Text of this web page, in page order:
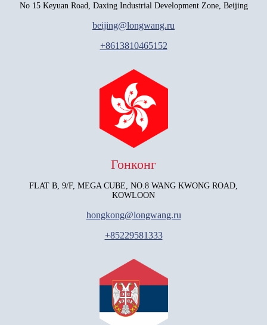
No 15 Keyuan Road, Daxing Industrial Development Zone, Beijing
beijing@longwang.ru
+8613810465152
Гонконг
FLAT B, 9/F, MEGA CUBE, NO.8 WANG KWONG ROAD,
KOWLOON
hongkong@longwang.ru
+85229581333